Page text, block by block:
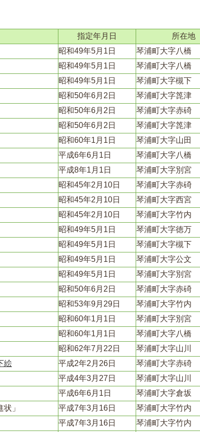
指定年月日
所在地
昭和49年5月1日
琴浦町大字八橋
昭和49年5月1日
琴浦町大字八橋
昭和49年5月1日
琴浦町大字槻下
昭和50年6月2日
琴浦町大字箆津
昭和50年6月2日
琴浦町大字赤碕
昭和50年6月2日
琴浦町大字箆津
昭和60年1月1日
琴浦町大字山田
平成6年6月1日
琴浦町大字八橋
平成8年1月1日
琴浦町大字別宮
昭和45年2月10日
琴浦町大字赤碕
昭和45年2月10日
琴浦町大字西宮
昭和45年2月10日
琴浦町大字竹内
昭和49年5月1日
琴浦町大字徳万
昭和49年5月1日
琴浦町大字槻下
昭和49年5月1日
琴浦町大字公文
昭和49年5月1日
琴浦町大字別宮
昭和50年6月2日
琴浦町大字赤碕
昭和53年9月29日
琴浦町大字竹内
昭和60年1月1日
琴浦町大字別宮
昭和60年1月1日
琴浦町大字八橋
昭和62年7月22日
琴浦町大字山川
絵
平成2年2月26日
琴浦町大字赤碕
平成4年3月27日
琴浦町大字山川
平成6年6月1日
琴浦町大字倉坂
」
平成7年3月16日
琴浦町大字竹内
平成7年3月16日
琴浦町大字竹内